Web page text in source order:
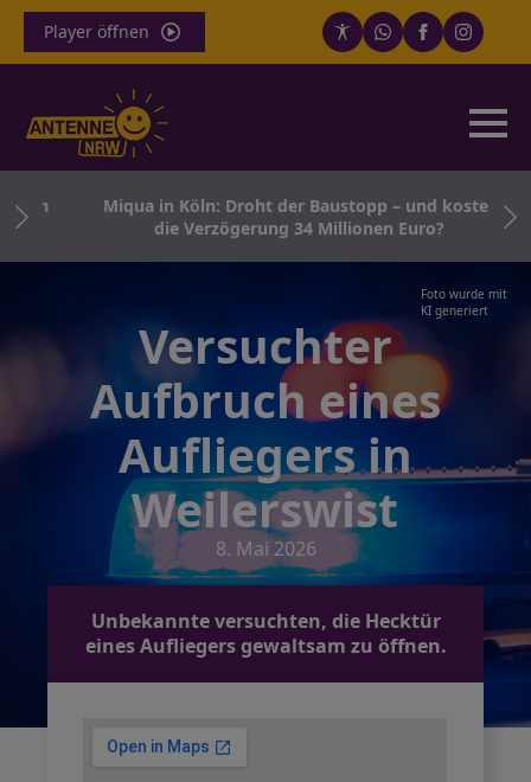
Player öffnen
Miqua in Köln: Droht der Baustopp – und kostet
die Verzögerung 34 Millionen Euro?
Foto wurde mit
KI generiert
Versuchter
Aufbruch eines
Aufliegers in
Weilerswist
8. Mai 2026
Unbekannte versuchten, die Hecktür
eines Aufliegers gewaltsam zu öffnen.